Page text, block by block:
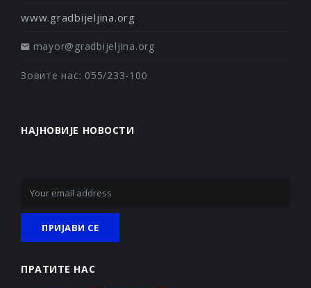
www.gradbijeljina.org
mayor@gradbijeljina.org
Зовите нас: 055/233-100
НАЈНОВИЈЕ НОВОСТИ
ПРАТИТЕ НАС